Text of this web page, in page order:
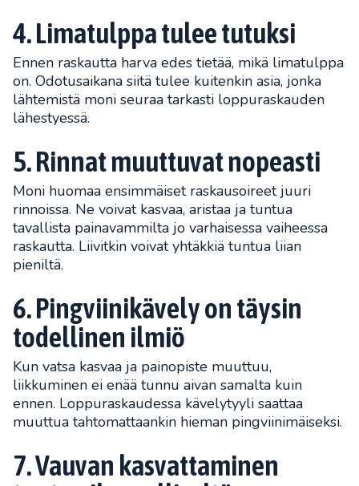
4. Limatulppa tulee tutuksi
Ennen raskautta harva edes tietää, mikä limatulppa
on. Odotusaikana siitä tulee kuitenkin asia, jonka
lähtemistä moni seuraa tarkasti loppuraskauden
lähestyessä.
5. Rinnat muuttuvat nopeasti
Moni huomaa ensimmäiset raskausoireet juuri
rinnoissa. Ne voivat kasvaa, aristaa ja tuntua
tavallista painavammilta jo varhaisessa vaiheessa
raskautta. Liivitkin voivat yhtäkkiä tuntua liian
pieniltä.
6. Pingviinikävely on täysin
todellinen ilmiö
Kun vatsa kasvaa ja painopiste muuttuu,
liikkuminen ei enää tunnu aivan samalta kuin
ennen. Loppuraskaudessa kävelytyyli saattaa
muuttua tahtomattaankin hieman pingviinimäiseksi.
7. Vauvan kasvattaminen